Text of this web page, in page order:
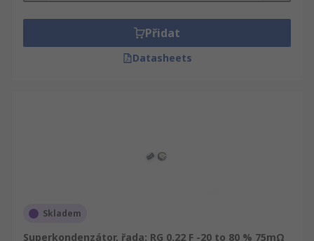
Přidat
Datasheets
Skladem
Superkondenzátor, řada: RG 0.22 F -20 to 80 % 75mΩ